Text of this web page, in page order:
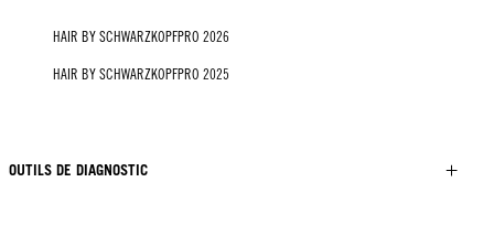
HAIR BY SCHWARZKOPFPRO 2026
HAIR BY SCHWARZKOPFPRO 2025
OUTILS DE DIAGNOSTIC